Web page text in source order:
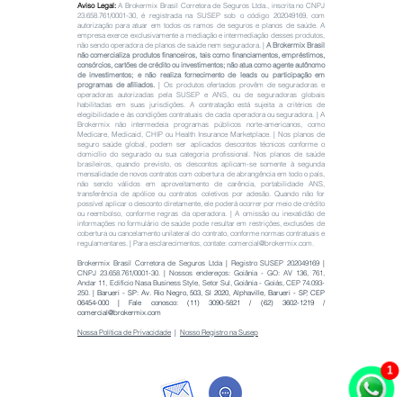
1
Aviso Legal:A Brokermix Brasil Corretora de Seguros Ltda., inscrita no CNPJ
23.658.761/0001-30, é registrada na SUSEP sob o código 202049169, com
autorização para atuar em todos os ramos de seguros e planos de saúde. A
empresa exerce exclusivamente a mediação e intermediação desses produtos,
não sendo operadora de planos de saúde nem seguradora. | A Brokermix Brasil
não comercializa produtos financeiros, tais como financiamentos, empréstimos,
consórcios, cartões de crédito ou investimentos; não atua como agente autônomo
de investimentos; e não realiza fornecimento de leads ou participação em
programas de afiliados.| Os produtos ofertados provêm de seguradoras e
operadoras autorizadas pela SUSEP e ANS, ou de seguradoras globais
habilitadas em suas jurisdições. A contratação está sujeita a critérios de
elegibilidade e às condições contratuais de cada operadora ou seguradora. | A
Brokermix não intermedeia programas públicos norte-americanos, como
Medicare, Medicaid, CHIP ou Health Insurance Marketplace. | Nos planos de
seguro saúde global, podem ser aplicados descontos técnicos conforme o
domicílio do segurado ou sua categoria profissional. Nos planos de saúde
brasileiros, quando previsto, os descontos aplicam-se somente à segunda
mensalidade de novos contratos com cobertura de abrangência em todo o país,
não sendo válidos em aproveitamento de carência, portabilidade ANS,
transferência de apólice ou contratos coletivos por adesão. Quando não for
possível aplicar o desconto diretamente, ele poderá ocorrer por meio de crédito
ou reembolso, conforme regras da operadora. |A omissão ou inexatidão de
informações no formulário de saúde pode resultar em restrições, exclusões de
cobertura ou cancelamento unilateral do contrato, conforme normas contratuais e
regulamentares. | Para esclarecimentos, contate: comercial@brokermix.com .
Brokermix Brasil Corretora de Seguros Ltda | Registro SUSEP202049169 |
CNPJ 23.658.761/0001-30. | Nossos endereços: Goiânia - GO: AV 136, 761,
Andar 11, Edifício Nasa Business Style, Setor Sul, Goiânia - Goiás, CEP 74.093-
250. | Barueri - SP: Av. Rio Negro, 503, Sl 2020, Alphaville, Barueri - SP, CEP
06454-000|Fale conosco: (11) 3090-5821 / (62) 3602-1219/
comercial@brokermix.com
Nossa Política de Privacidade | Nosso Registro na Susep